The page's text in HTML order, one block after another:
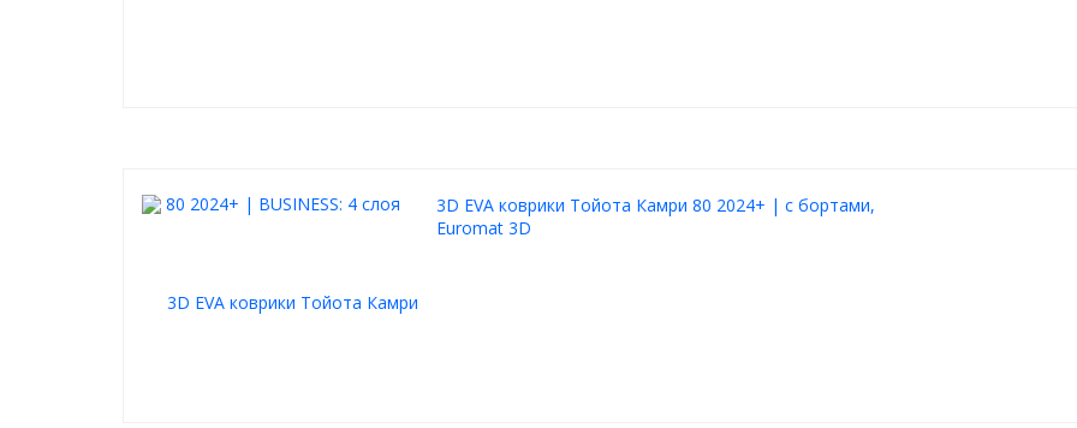
3D EVA коврики Тойота Камри 80 2024+ | с бортами,
Euromat 3D